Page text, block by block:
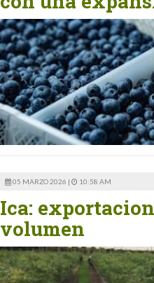
05 MARZO 2026 | 10:58 AM
Ica:
volumen